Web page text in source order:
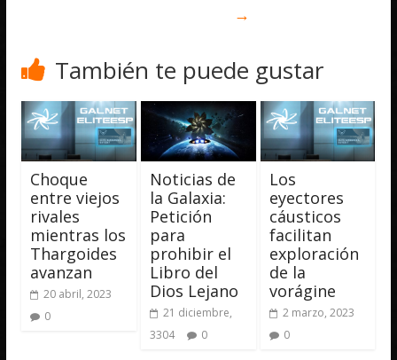
→
También te puede gustar
Choque
entre viejos
rivales
mientras los
Thargoides
avanzan
20 abril, 2023
0
Noticias de
la Galaxia:
Petición
para
prohibir el
Libro del
Dios Lejano
21 diciembre,
3304
0
Los
eyectores
cáusticos
facilitan
exploración
de la
vorágine
2 marzo, 2023
0